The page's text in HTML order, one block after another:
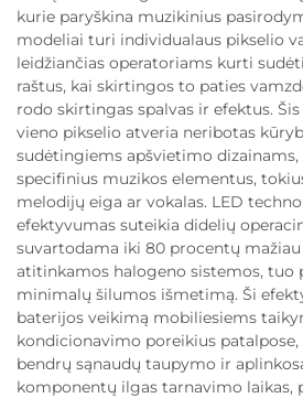
kurie paryškina muzikinius
modeliai turi individualaus pikselio
leidžiančias operatoriams kurti
raštus, kai skirtingos to paties
rodo skirtingas spalvas ir efektus.
vieno pikselio atveria neribotas
sudėtingiems apšvietimo
specifinius muzikos elementus,
melodijų eiga ar vokalas. LED
efektyvumas suteikia didelių
suvartodama iki 80 procentų
atitinkamos halogeno sistemos, tuo
minimalų šilumos išmetimą. Ši
baterijos veikimą mobiliesiems
kondicionavimo poreikius
bendrų sąnaudų taupymo ir
komponentų ilgas tarnavimo laikas,